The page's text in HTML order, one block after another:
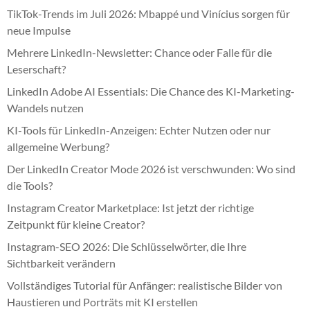
TikTok-Trends im Juli 2026: Mbappé und Vinícius sorgen für
neue Impulse
Mehrere LinkedIn-Newsletter: Chance oder Falle für die
Leserschaft?
LinkedIn Adobe AI Essentials: Die Chance des KI-Marketing-
Wandels nutzen
KI-Tools für LinkedIn-Anzeigen: Echter Nutzen oder nur
allgemeine Werbung?
Der LinkedIn Creator Mode 2026 ist verschwunden: Wo sind
die Tools?
Instagram Creator Marketplace: Ist jetzt der richtige
Zeitpunkt für kleine Creator?
Instagram-SEO 2026: Die Schlüsselwörter, die Ihre
Sichtbarkeit verändern
Vollständiges Tutorial für Anfänger: realistische Bilder von
Haustieren und Porträts mit KI erstellen